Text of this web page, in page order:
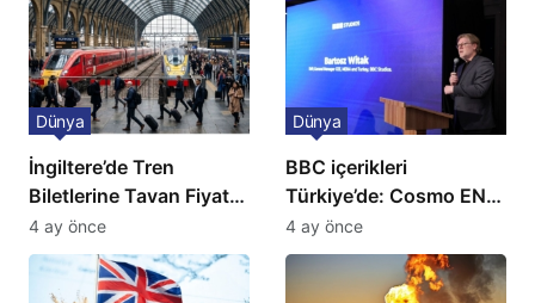
İngiltere’de Tren
Biletlerine Tavan Fiyat:
Ulaşımda Yeni
Düzenleme
Dünya
4 ay önce
BBC içerikleri
Türkiye’de: Cosmo EN
ve BBC Player yayında
Dünya
4 ay önce